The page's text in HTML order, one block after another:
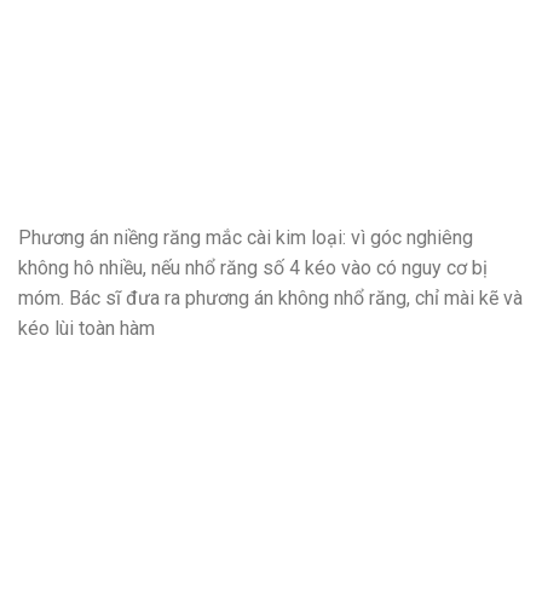
Phương án niềng răng mắc cài kim loại: vì góc nghiêng
không hô nhiều, nếu nhổ răng số 4 kéo vào có nguy cơ bị
móm. Bác sĩ đưa ra phương án không nhổ răng, chỉ mài kẽ và
kéo lùi toàn hàm